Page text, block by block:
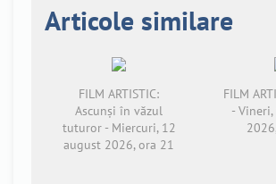
Articole similare
FILM ARTISTIC:
Ascunși în văzul
tuturor - Miercuri, 12
august 2026, ora 21
FILM
-